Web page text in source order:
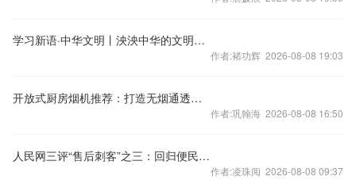
学习新语·中华文明丨泱泱中华的文明曙光
作者:褚功辉 2026-08-08 19:03
开放式厨房烟机推荐：打造无烟通透的现代厨居空间
作者:巩翰海 2026-08-08 16:50
人民网三评“售后刺客”之三：回归便民本质，重建信任
作者:凌珠阅 2026-08-08 09:37